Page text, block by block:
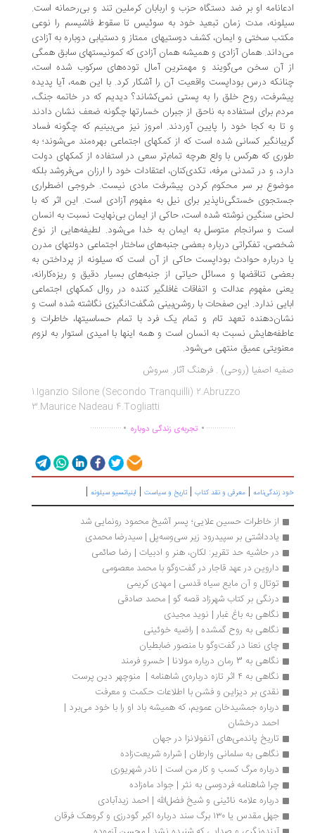
او بر ضد دستگاه حزب و اربابان کرملین تند و بی‌رحمانه است.
مدت زمان تبعید خود به سوئیس تا سقوط فاشیسم را نوعی
سختی و ایمان، کشف دوستیهای ممتاز و دستیابی دوباره به آزادی
همان آزادی و همیشه همان آزادی که کمونیستهای سابق همگی
آن سخن می‌گویند و مهمترین آمال توده‌های سرکوب شده است،
درس بوداپست واقعیت آن را آشکار کرد. با این همه، آیا پدیده
روح خلق را به پستی نمی‌کشاند؟ دیدیم که در خاتمه جنگ،
برای استفاده به ناحق از جبران خسارتها چگونه ضعف نشان دادند
به کجا خود را پایین آوردند. امروز نیز می‌بینیم که چگونه فساد
کسانی شده است که از کمکهای اجتماعی بهره‌مند می‌شوند؛ به
که هرکس با ولع هرچه تمام‌تر سعی در استفاده از کمکهای دولت
و در تمدنی مرفه، تکدی‌کنان، اعتقادات خود را ارزان می‌فروشد بلکه
بر سر محکوم کردن پیشرفت مادی نیست. خروجی اضطراری
خستگی‌ناپذیر برای نیل به مفهوم آزادی است. این اثر که با
سنگین نوشته شده است، حاکی از ایمان بی‌نهایت نسبت به انسان
و سرانجام متوسل به ایمان به خدا می‌شود. لطیفه‌هایی از نوع
تفکراتی درباره بعضی جنبه‌های ساختار اجتماعی دولتهای مدرن
درباره حوادث بوداپست حاکی از آن است که سیلونه از پرداختن به
تناقضها و مسائل حیاتی از جنبه‌های بسیار دقیق و ریزه‌کارانه،
مفهوم عدالت و اتفاقات غافلگیر کننده در روال کمکهای اجتماعی
ندارد. این صفحات با روشن‌بینی شگفت‌انگیزی نگاشته شده است و
تعهد تام و تمام یک فرد با تمام حساسیتها، خاطرات و
نسبت به انسان است و همه اینها با امیدی استوار به لزوم
عمیق منتهی می‌شود.
اصفیا (روحی) . فرهنگ آثار. سروش
1.Iganzio Silone (Secondo Tranquilli) 2.Abruzzo
3.Maurice Nadeau 4.Togliatti
................تجربه‌ی زندگی دوباره ...............
زندگی‌نامه|معرفی و نقد کتاب|تاریخ و سیاست|اینیاتسیو سیلونه|
از خاطرات حسین علایی؛ پسر آشیخ محمود رونمایی شد
یادداشتی بر سپیدرود زیر سی‌و‌سه‌پل | سیدرضا محمدی
در حاشیه حد تقریر: لکان، هنر و ادبیات | رضا صائمی
داروین در عهد قاجار در گفت‌وگو با محمد معصومی
توتال و آن مایع سیاه قدسی | مهدی کریمی
درنگی بر کتاب شهرزاد قصه گو | محمد صادقی
نگاهی به باغ غبار | نوید مجیدی
نگاهی به روح گمشده | راضیه خوئینی
چای نعنا در گفت‌وگو با منصور ضابطیان
نگاهی به 3 رمان درباره مولانا | خسرو فرمند
نگاهی به ۴ اثر تازه درباره‌ی شاهنامه |  منوچهر دین پرست
نقدی بر دیزاین و فشن با اطلاعات حکمت و معرفت
درباره جمشیدخان عمویم، که همیشه باد او را با خود می‌برد |
احمد درخشان
تاریخ پاندمی‌های آنفولانزا در جهان
نگاهی به سلمانی وارطان | شراره شریعت‌زاده
درباره مرگ کسب‌ و کار من است | نادر شهریوری
چرا شاهنامه فردوسی به نثر | جواد ماه‌زاده
درباره علامه نائینی و شیخ فضل‌الله | احمد زیدآبادی
جهل مقدس یا ۱۳۰ برگ سند درباره اکبر گودرزی و گروهک فرقان